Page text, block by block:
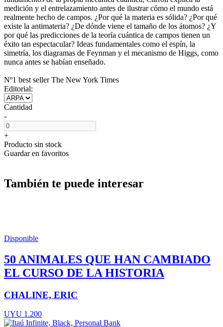
medición y el entrelazamiento antes de ilustrar cómo el mundo está
realmente hecho de campos. ¿Por qué la materia es sólida? ¿Por qué
existe la antimateria? ¿De dónde viene el tamaño de los átomos? ¿Y
por qué las predicciones de la teoría cuántica de campos tienen un
éxito tan espectacular? Ideas fundamentales como el espín, la
simetría, los diagramas de Feynman y el mecanismo de Higgs, como
nunca antes se habían enseñado.
Nº1 best seller The New York Times
Editorial:
Cantidad
-
+
Producto sin stock
Guardar en favoritos
También te puede interesar
Disponible
50 ANIMALES QUE HAN CAMBIADO
EL CURSO DE LA HISTORIA
CHALINE, ERIC
UYU 1.200